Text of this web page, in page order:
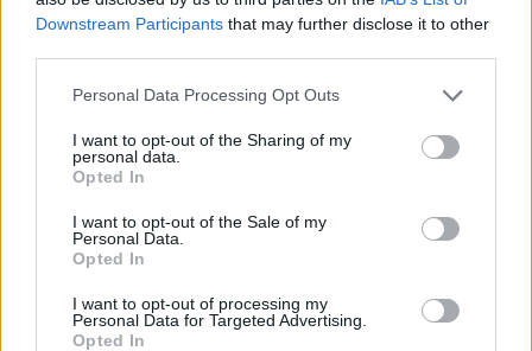
Downstream Participants that may further disclose it to other
Please note that this website/app uses one or more Google
not limited to your visit or usage behaviour. You may click to
grant or deny consent to Google and its third-party tags to
use your data for below specified purposes in below Google
consent section.
Personal Data Processing Opt Outs
I want to opt-out of the Sharing of my
personal data.
Opted In
I want to opt-out of the Sale of my
Personal Data.
Opted In
I want to opt-out of processing my
Personal Data for Targeted Advertising.
Opted In
13:4530.04.26
«Τα παιδιά βγαίνουν στους δρόμους με τα
πατίνια χωρίς να ξέρουν τους κανόνες για την
οδική ασφάλεια» λένε οι ειδικοί - Τι προβλέπει
ο ΚΟΚ